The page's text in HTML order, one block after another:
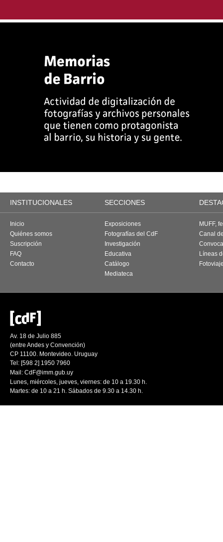
INSTITUCIONALES SECCIONES
Inicio
Quiénes somos
Suscripción
FAQ
Contacto
Exposiciones
Fotografías del CdF
Investigación
Educativa
Catálogo
Mediateca
MUFF,
Canal
Líneas
Av. 18 de Julio 885
(entre Andes y Convención)
CP 11100. Montevideo. Uruguay
Tel: [598 2] 1950 7960
Mail: CdF@imm.gub.uy
Lunes, miércoles, jueves, viernes: de 10 a 19.30 h.
Martes: de 10 a 21 h. Sábados de 9.30 a 14.30 h.